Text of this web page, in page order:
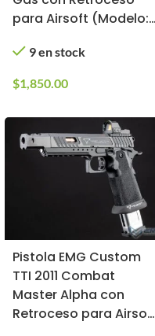
para Airsoft (Modelo:
9 en stock
$1,850.00
Pistola EMG Custom
TTI 2011 Combat
Master Alpha con
Retroceso para Airsoft